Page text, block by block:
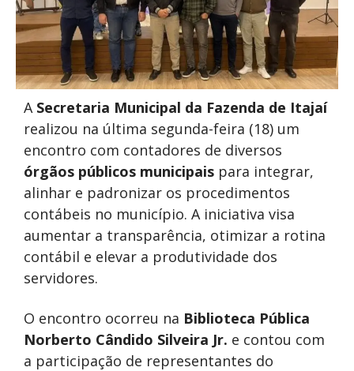
A Secretaria Municipal da Fazenda de Itajaí
realizou na última segunda-feira (18) um
encontro com contadores de diversos
órgãos públicos municipais para integrar,
alinhar e padronizar os procedimentos
contábeis no município. A iniciativa visa
aumentar a transparência, otimizar a rotina
contábil e elevar a produtividade dos
servidores.
O encontro ocorreu na Biblioteca Pública
Norberto Cândido Silveira Jr. e contou com
a participação de representantes do